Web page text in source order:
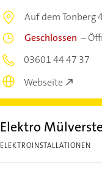
Auf dem Tonberg
Geschlossen –
03601 44 47 37
Webseite
Elektro
ELEKTROINSTALLATIONEN